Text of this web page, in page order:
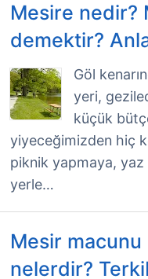
Mesire nedir?
demektir?
Göl
yeri,
küçük
yiyeceğimizden hiç
piknik yapmaya,
yerle…
Mesir
nelerdir?